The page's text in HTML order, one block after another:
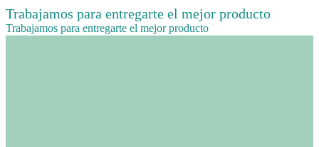
Trabajamos para entregarte el mejor producto
Trabajamos para entregarte el mejor producto